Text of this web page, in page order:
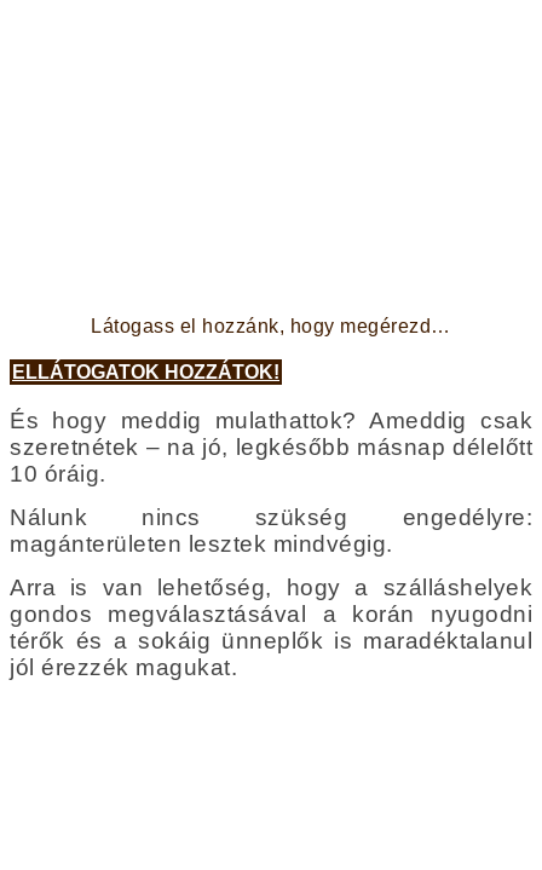
Látogass el hozzánk, hogy megérezd…
ELLÁTOGATOK HOZZÁTOK!
És hogy meddig mulathattok? Ameddig csak
szeretnétek – na jó, legkésőbb másnap délelőtt
10 óráig.
Nálunk nincs szükség engedélyre:
magánterületen lesztek mindvégig.
Arra is van lehetőség, hogy a szálláshelyek
gondos megválasztásával a korán nyugodni
térők és a sokáig ünneplők is maradéktalanul
jól érezzék magukat.